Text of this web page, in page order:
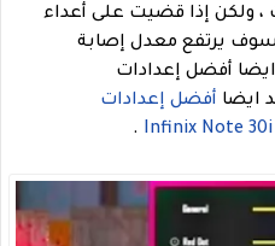
في 3 أو 4 طلقات ، ولكن إذا قضيت على أعداء
يرتفع معدل إصابة
أفضل إعدادات
ايضا أفضل إعدادات
.